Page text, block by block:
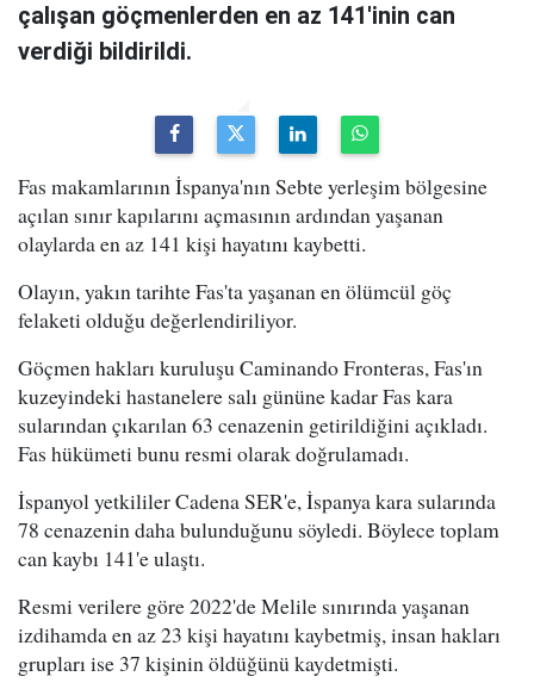
çalışan göçmenlerden en az 141'inin can
verdiği bildirildi.
Fas makamlarının İspanya'nın Sebte yerleşim bölgesine
açılan sınır kapılarını açmasının ardından yaşanan
olaylarda en az 141 kişi hayatını kaybetti.
Olayın, yakın tarihte Fas'ta yaşanan en ölümcül göç
felaketi olduğu değerlendiriliyor.
Göçmen hakları kuruluşu Caminando Fronteras, Fas'ın
kuzeyindeki hastanelere salı gününe kadar Fas kara
sularından çıkarılan 63 cenazenin getirildiğini açıkladı.
Fas hükümeti bunu resmi olarak doğrulamadı.
İspanyol yetkililer Cadena SER'e, İspanya kara sularında
78 cenazenin daha bulunduğunu söyledi. Böylece toplam
can kaybı 141'e ulaştı.
Resmi verilere göre 2022'de Melile sınırında yaşanan
izdihamda en az 23 kişi hayatını kaybetmiş, insan hakları
grupları ise 37 kişinin öldüğünü kaydetmişti.